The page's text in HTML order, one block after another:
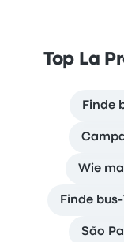
Top La
Finde
Wie
Finde
São